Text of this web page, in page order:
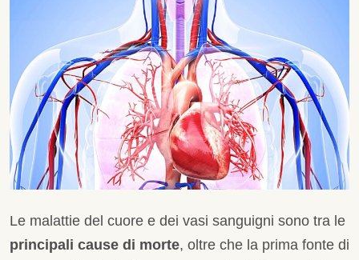
Le malattie del cuore e dei vasi sanguigni sono tra le
principali cause di morte, oltre che la prima fonte di